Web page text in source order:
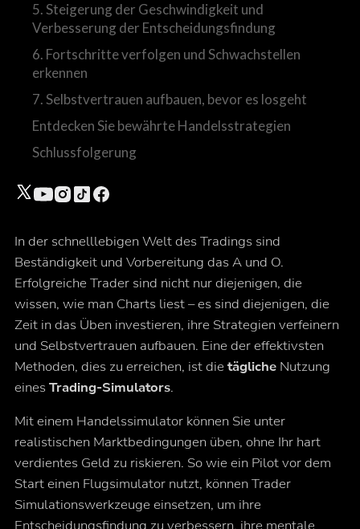
In der schnelllebigen Welt des Tradings sind
Beständigkeit und Vorbereitung das A und O.
Erfolgreiche Trader sind nicht nur diejenigen, die
wissen, wie man Charts liest – es sind diejenigen, die
Zeit in das Üben investieren, ihre Strategien verfeinern
und Selbstvertrauen aufbauen. Eine der effektivsten
Methoden, dies zu erreichen, ist die täglicheNutzung
eines Trading-Simulators.
Mit einem Handelssimulator können Sie unter
realistischen Marktbedingungen üben, ohne Ihr hart
verdientes Geld zu riskieren. So wie ein Pilot vor dem
Start einen Flugsimulator nutzt, können Trader
Simulationswerkzeuge einsetzen, um ihre
5. Steigerung der Geschwindigkeit und
Verbesserung der Entscheidungsfindung
6. Fortschritte verfolgen und Schwachstellen
erkennen
7. Selbstvertrauen aufbauen, bevor es losgeht
Entdecken Sie bewährte Handelsstrategien
Schlussfolgerung